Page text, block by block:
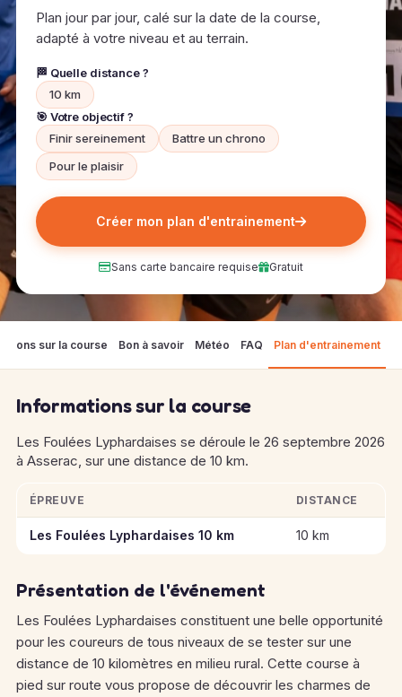
Plan jour par jour, calé sur la date de la course,
adapté à votre niveau et au terrain.
🏁 Quelle distance ?
10 km
🎯 Votre objectif ?
Finir sereinement
Battre un chrono
Pour le plaisir
Créer mon plan d'entrainement
Sans carte bancaire requise Gratuit
sur la course Bon à savoir Météo FAQ Plan d'entrainement
Informations sur la course
Les Foulées Lyphardaises se déroule le 26 septembre 2026
à Asserac, sur une distance de 10 km.
Informations clés des épreuves de Les Foulées Lyphardaises
ÉPREUVE DISTANCE
Les Foulées Lyphardaises 10 km 10 km
Présentation de l'événement
Les Foulées Lyphardaises constituent une belle opportunité
pour les coureurs de tous niveaux de se tester sur une
distance de 10 kilomètres en milieu rural. Cette course à
pied sur route vous propose de découvrir les charmes de